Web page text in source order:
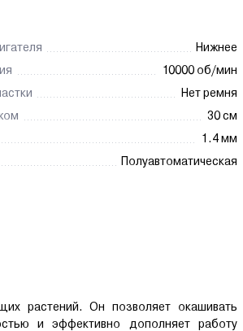
Нижнее
10000 об/мин
Нет ремня
30 см
1.4 мм
Полуавтоматическая
растений. Он позволяет окашивать
и эффективно дополняет работу